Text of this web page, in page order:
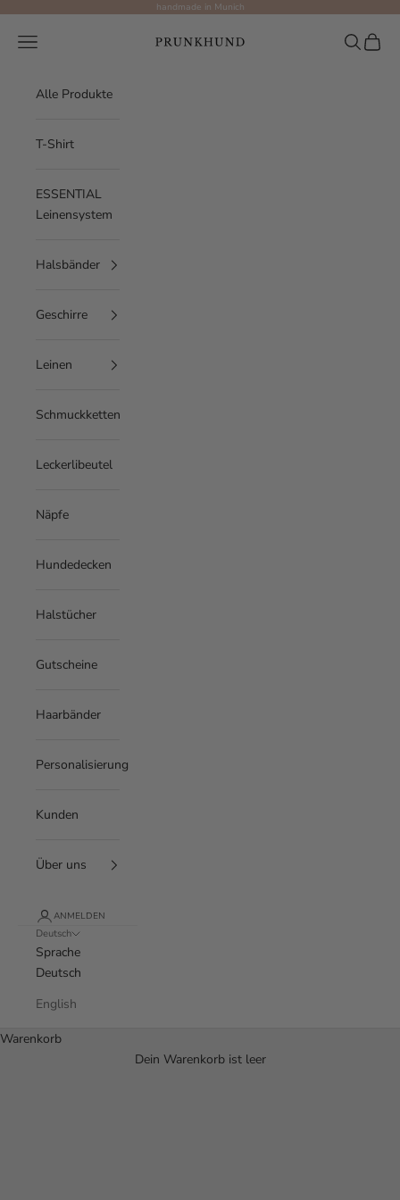
handmade in Munich
Prunkhund
Menü Suchen
Alle Produkte
T-Shirt
ESSENTIAL
Leinensystem
Halsbänder
Geschirre
Leinen
Schmuckketten
Leckerlibeutel
Näpfe
Hundedecken
Halstücher
Gutscheine
Haarbänder
Personalisierung
Kunden
Über uns
ANMELDEN
Deutsch
Sprache
Deutsch
English
Warenkorb
Dein Warenkorb ist leer